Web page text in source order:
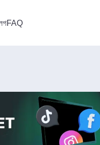
FAQ